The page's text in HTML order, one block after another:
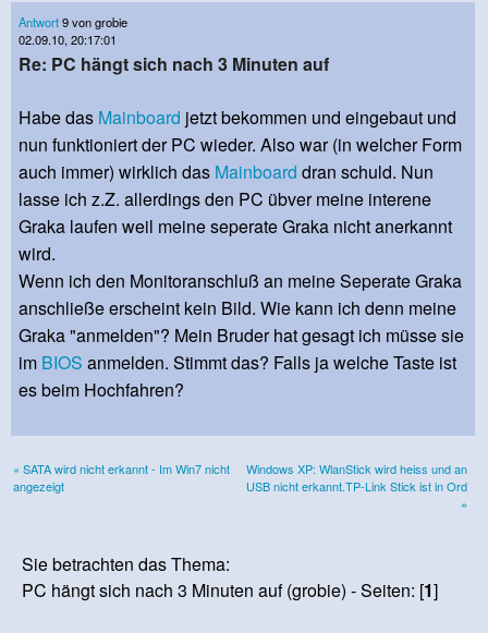
Antwort9 von grobie
02.09.10, 20:17:01
Re: PC hängt sich nach 3 Minuten auf
Habe das Mainboard jetzt bekommen und eingebaut und
nun funktioniert der PC wieder. Also war (in welcher Form
auch immer) wirklich das Mainboard dran schuld. Nun
lasse ich z.Z. allerdings den PC übver meine interene
Graka laufen weil meine seperate Graka nicht anerkannt
wird.
Wenn ich den Monitoranschluß an meine Seperate Graka
anschließe erscheint kein Bild. Wie kann ich denn meine
Graka "anmelden"? Mein Bruder hat gesagt ich müsse sie
im BIOS anmelden. Stimmt das? Falls ja welche Taste ist
es beim Hochfahren?
« SATA wird nicht erkannt - Im Win7 nicht
angezeigt
Windows XP: WlanStick wird heiss und an
USB nicht erkannt.TP-Link Stick ist in Ord
»
Sie betrachten das Thema:
PC hängt sich nach 3 Minuten auf (grobie) - Seiten: [1]